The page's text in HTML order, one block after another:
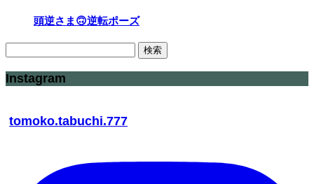
頭逆さま🙃逆転ポーズ
検
索:
Instagram
tomoko.tabuchi.777